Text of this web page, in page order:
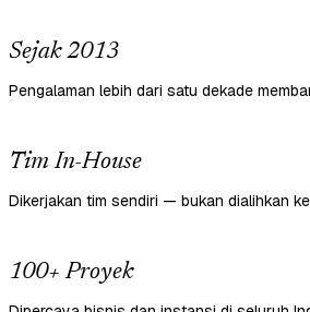
Sejak 2013
Pengalaman lebih dari satu dekade
Tim In-House
Dikerjakan tim sendiri — bukan dialihkan
100+ Proyek